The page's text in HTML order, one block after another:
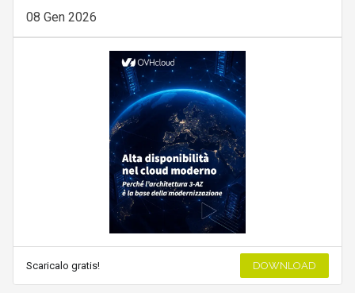
08 Gen 2026
Scaricalo gratis! DOWNLOAD